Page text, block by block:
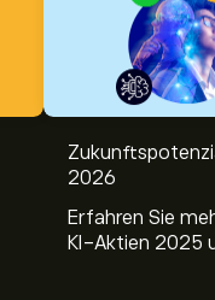
2026
Erfahren Sie
KI-Aktien 2025